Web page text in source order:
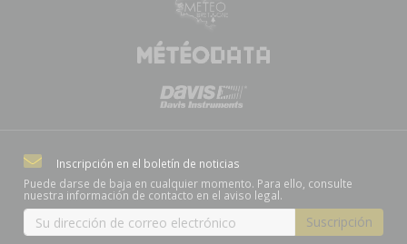
Inscripción en el boletín de noticias
Puede darse de baja en cualquier momento. Para ello, consulte
nuestra información de contacto en el aviso legal.